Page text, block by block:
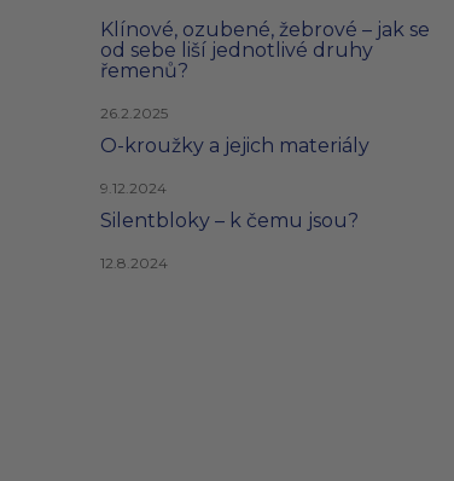
Klínové, ozubené, žebrové – jak se
od sebe liší jednotlivé druhy
řemenů?
26.2.2025
O-kroužky a jejich materiály
9.12.2024
Silentbloky – k čemu jsou?
12.8.2024